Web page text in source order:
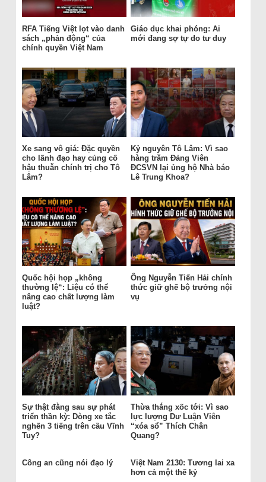
RFA Tiếng Việt lọt vào danh
sách „phản động“ của
chính quyền Việt Nam
Giáo dục khai phóng: Ai
mới đang sợ tự do tư duy
Xe sang vô giá: Đặc quyền
cho lãnh đạo hay củng cố
hậu thuẫn chính trị cho Tô
Lâm?
Kỷ nguyên Tô Lâm: Vì sao
hàng trăm Đảng Viên
ĐCSVN lại ủng hộ Nhà báo
Lê Trung Khoa?
Quốc hội họp „không
thường lệ“: Liệu có thể
nâng cao chất lượng làm
luật?
Ông Nguyễn Tiến Hải chính
thức giữ ghế bộ trưởng nội
vụ
Sự thật đằng sau sự phát
triển thần kỳ: Dòng xe tắc
nghẽn 3 tiếng trên cầu Vĩnh
Tuy?
Thừa thắng xốc tới: Vì sao
lực lượng Dư Luận Viên
“xóa sổ” Thích Chân
Quang?
Công an cũng nói đạo lý
Việt Nam 2130: Tương lai xa
hơn cả một thế kỷ